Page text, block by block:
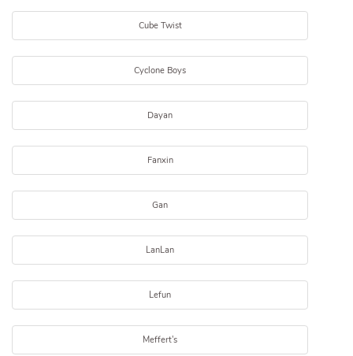
Cube Twist
Cyclone Boys
Dayan
Fanxin
Gan
LanLan
Lefun
Meffert's